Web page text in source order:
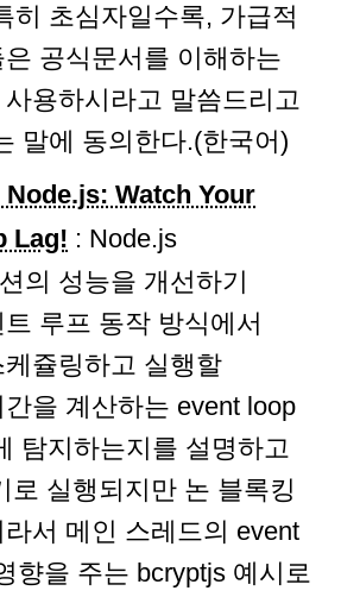
히 초심자일수록, 가급적
공식문서를 이해하는
용하시라고 말씀드리고
말에 동의한다.(한국어)
Watch Your
Lag! : Node.js
의 성능을 개선하기
루프 동작 방식에서
쥴링하고 실행할
을 계산하는 event loop
탐지하는지를 설명하고
로 실행되지만 논 블록킹
서 메인 스레드의 event
향을 주는 bcryptjs 예시로